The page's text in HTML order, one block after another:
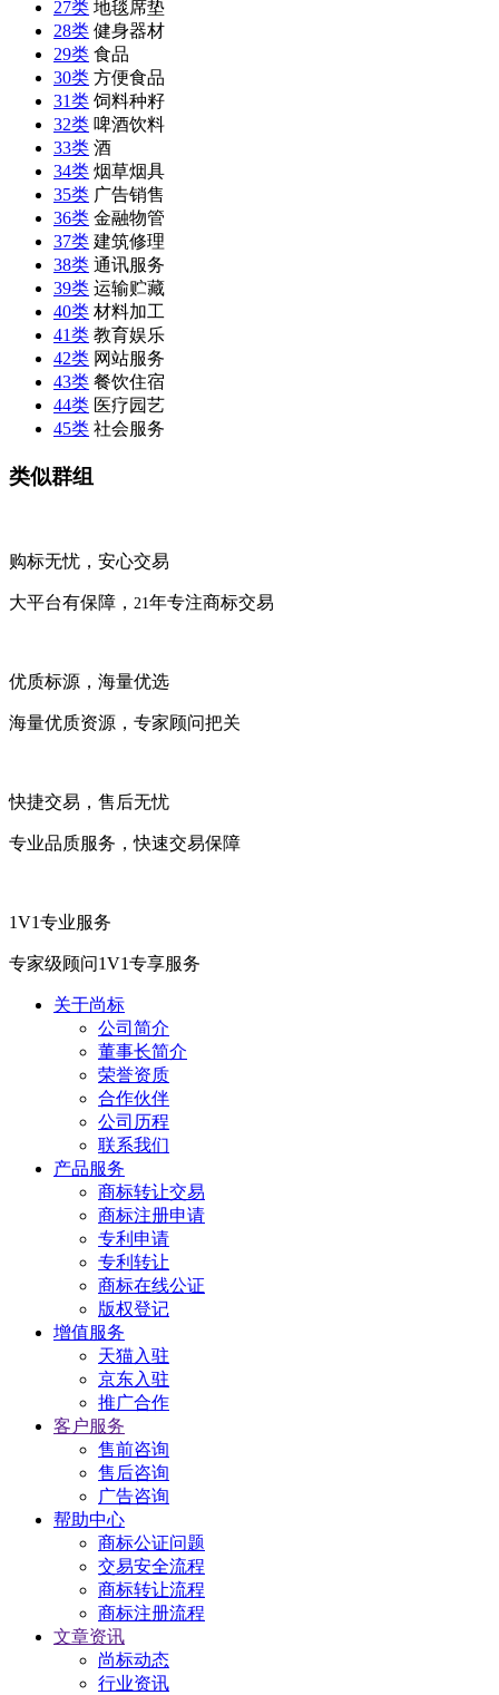
27类 地毯席垫
28类 健身器材
29类 食品
30类 方便食品
31类 饲料种籽
32类 啤酒饮料
33类 酒
34类 烟草烟具
35类 广告销售
36类 金融物管
37类 建筑修理
38类 通讯服务
39类 运输贮藏
40类 材料加工
41类 教育娱乐
42类 网站服务
43类 餐饮住宿
44类 医疗园艺
45类 社会服务
类似群组
购标无忧，安心交易
大平台有保障， 21年专注商标交易
优质标源，海量优选
海量优质资源，专家顾问把关
快捷交易，售后无忧
专业品质服务，快速交易保障
1V1专业服务
专家级顾问1V1专享服务
关于尚标
公司简介
董事长简介
荣誉资质
合作伙伴
公司历程
联系我们
产品服务
商标转让交易
商标注册申请
专利申请
专利转让
商标在线公证
版权登记
增值服务
天猫入驻
京东入驻
推广合作
客户服务
售前咨询
售后咨询
广告咨询
帮助中心
商标公证问题
交易安全流程
商标转让流程
商标注册流程
文章资讯
尚标动态
行业资讯